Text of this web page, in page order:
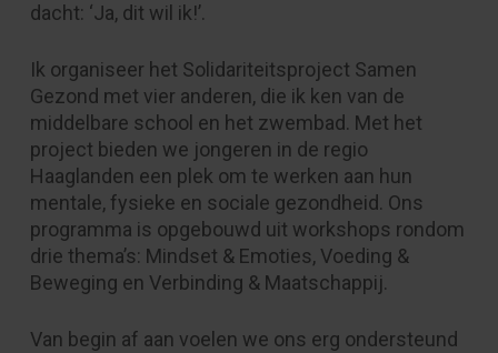
dacht: ‘Ja, dit wil ik!’.
Ik organiseer het Solidariteitsproject Samen
Gezond met vier anderen, die ik ken van de
middelbare school en het zwembad. Met het
project bieden we jongeren in de regio
Haaglanden een plek om te werken aan hun
mentale, fysieke en sociale gezondheid. Ons
programma is opgebouwd uit workshops rondom
drie thema’s: Mindset & Emoties, Voeding &
Beweging en Verbinding & Maatschappij.
Van begin af aan voelen we ons erg ondersteund